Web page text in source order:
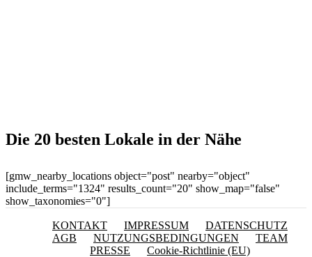
Die 20 besten Lokale in der Nähe
[gmw_nearby_locations object="post" nearby="object"
include_terms="1324" results_count="20" show_map="false"
show_taxonomies="0"]
KONTAKT IMPRESSUM
DATENSCHUTZ
AGB
NUTZUNGSBEDINGUNGEN
TEAM
PRESSE
Cookie-Richtlinie (EU)